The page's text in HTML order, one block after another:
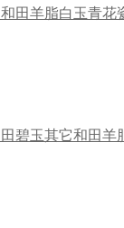
和田羊脂白玉青花
碧玉其它和田羊